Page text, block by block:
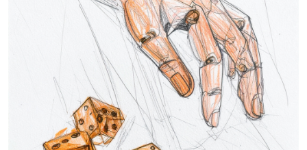
Transformations­
podden
Artiklar